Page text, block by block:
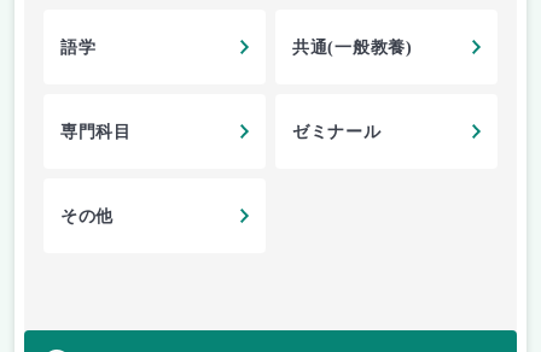
語学 共通(一般教養)
専門科目 ゼミナール
その他